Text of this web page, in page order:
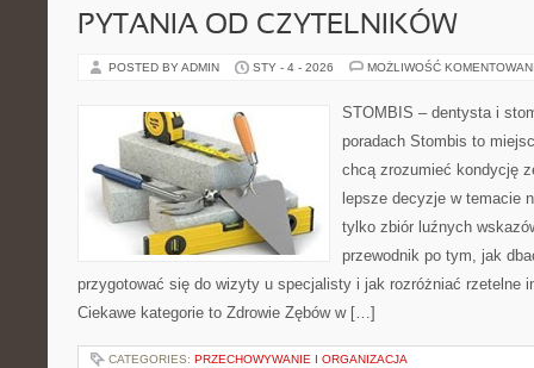
PYTANIA OD CZYTELNIKÓW
POSTED BY ADMIN STY - 4 - 2026 MOŻLIWOŚĆ
STOMBIS – dentysta i
poradach Stombis to
chcą zrozumieć kondycję
lepsze decyzje w temacie
tylko zbiór luźnych
przewodnik po tym, jak
przygotować się do wizyty u specjalisty i jak rozróżniać rzetelne
Ciekawe kategorie to Zdrowie Zębów w […]
CATEGORIES: PRZECHOWYWANIE I ORGANIZACJA